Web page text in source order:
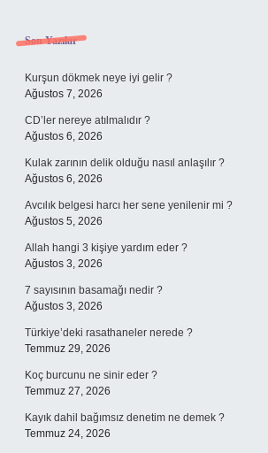
Sidebar
Son Yazılar
Kurşun dökmek neye iyi gelir ?
Ağustos 7, 2026
CD’ler nereye atılmalıdır ?
Ağustos 6, 2026
Kulak zarının delik olduğu nasıl anlaşılır ?
Ağustos 6, 2026
Avcılık belgesi harcı her sene yenilenir mi ?
Ağustos 5, 2026
Allah hangi 3 kişiye yardım eder ?
Ağustos 3, 2026
7 sayısının basamağı nedir ?
Ağustos 3, 2026
Türkiye’deki rasathaneler nerede ?
Temmuz 29, 2026
Koç burcunu ne sinir eder ?
Temmuz 27, 2026
Kayık dahil bağımsız denetim ne demek ?
Temmuz 24, 2026